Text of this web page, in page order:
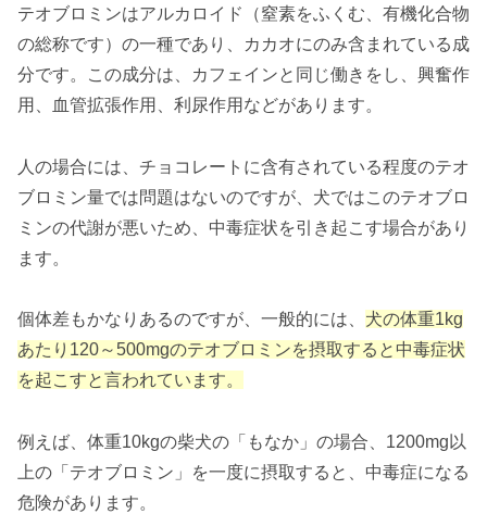
テオブロミンはアルカロイド（窒素をふくむ、有機化合物
の総称です）の一種であり、カカオにのみ含まれている成
分です。この成分は、カフェインと同じ働きをし、興奮作
用、血管拡張作用、利尿作用などがあります。
人の場合には、チョコレートに含有されている程度のテオ
ブロミン量では問題はないのですが、犬ではこのテオブロ
ミンの代謝が悪いため、中毒症状を引き起こす場合があり
ます。
個体差もかなりあるのですが、一般的には、 犬の体重1kg
あたり120～500mgのテオブロミンを摂取すると中毒症状
を起こすと言われています。
例えば、体重10kgの柴犬の「もなか」の場合、1200mg以
上の「テオブロミン」を一度に摂取すると、中毒症になる
危険があります。